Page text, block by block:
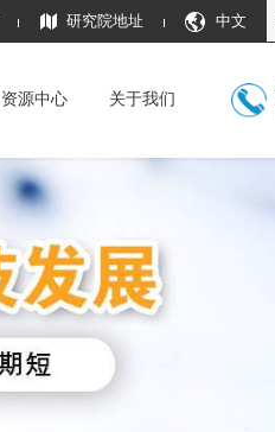
研究院地址 中文
资源中心 关于我们